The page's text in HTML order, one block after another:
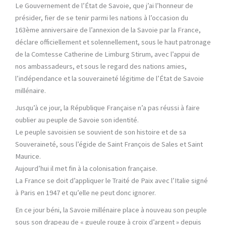
Le Gouvernement de l’État de Savoie, que j’ai l’honneur de
présider, fier de se tenir parmi les nations à l’occasion du
163ème anniversaire de l’annexion de la Savoie par la France,
déclare officiellement et solennellement, sous le haut patronage
de la Comtesse Catherine de Limburg Stirum, avec l’appui de
nos ambassadeurs, et sous le regard des nations amies,
l’indépendance et la souveraineté légitime de l’État de Savoie
millénaire.
Jusqu’à ce jour, la République Française n’a pas réussi à faire
oublier au peuple de Savoie son identité.
Le peuple savoisien se souvient de son histoire et de sa
Souveraineté, sous l’égide de Saint François de Sales et Saint
Maurice.
Aujourd’hui il met fin à la colonisation française.
La France se doit d’appliquer le Traité de Paix avec l’Italie signé
à Paris en 1947 et qu’elle ne peut donc ignorer.
En ce jour béni, la Savoie millénaire place à nouveau son peuple
sous son drapeau de « gueule rouge à croix d’argent » depuis